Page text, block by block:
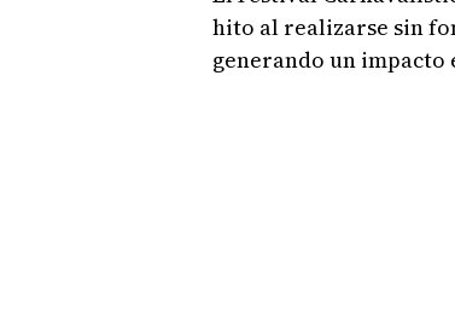
hito al realizarse sin
generando un